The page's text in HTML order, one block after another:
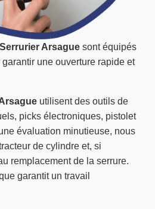
Serrurier Arsague sont équipés
une ouverture rapide et
utilisent des outils de
picks électroniques, pistolet
évaluation minutieuse, nous
de cylindre et, si
remplacement de la serrure.
garantit un travail